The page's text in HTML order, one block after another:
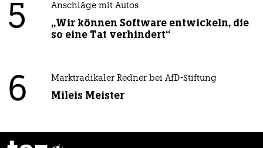
5 Anschläge mit Autos
„Wir können Software entwickeln, die
so eine Tat verhindert“
6 Marktradikaler Redner bei AfD-Stiftung
Mileis Meister